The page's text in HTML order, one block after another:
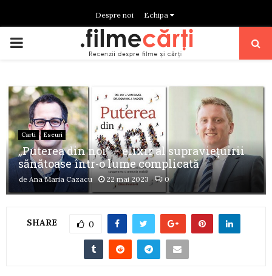
Despre noi Echipa
PRIMARY
Carti Eseuri
„Puterea din noi” – elixir al supravieţuirii
sănătoase într-o lume complicată
de Ana Maria Cazacu 22 mai 2023 0
SHARE 0